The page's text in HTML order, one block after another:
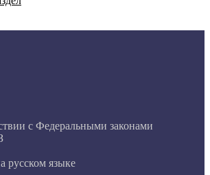
с Федеральными законами
русском языке